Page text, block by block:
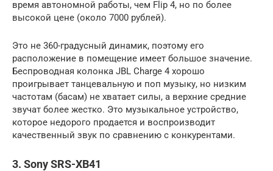
время автономной работы, чем Flip 4, но по более
высокой цене (около 7000 рублей).
Это не 360-градусный динамик, поэтому его
расположение в помещение имеет большое значение.
Беспроводная колонка JBL Charge 4 хорошо
проигрывает танцевальную и поп музыку, но низким
частотам (басам) не хватает силы, а верхние средние
звучат более жестко. Это музыкальное устройство,
которое недорого продается и воспроизводит
качественный звук по сравнению с конкурентами.
3. Sony SRS-XB41